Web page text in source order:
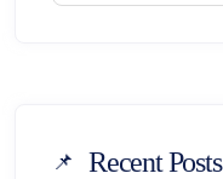
Recent Posts